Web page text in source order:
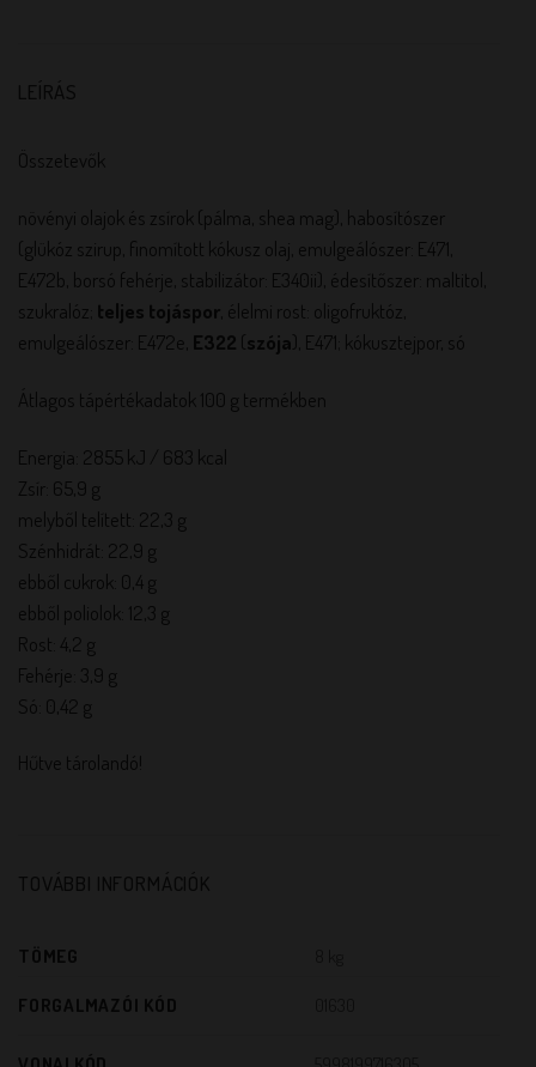
LEÍRÁS
Összetevők
növényi olajok és zsírok (pálma, shea mag), habosítószer
(glükóz szirup, finomított kókusz olaj, emulgeálószer: E471,
E472b, borsó fehérje, stabilizátor: E340ii), édesítőszer: maltitol,
szukralóz; teljes tojáspor , élelmi rost: oligofruktóz,
emulgeálószer: E472e, E322 (szója), E471; kókusztejpor, só
Átlagos tápértékadatok 100 g termékben
Energia: 2855 kJ / 683 kcal
Zsír: 65,9 g
melyből telített: 22,3 g
Szénhidrát: 22,9 g
ebből cukrok: 0,4 g
ebből poliolok: 12,3 g
Rost: 4,2 g
Fehérje: 3,9 g
Só: 0,42 g
Hűtve tárolandó!
TOVÁBBI INFORMÁCIÓK
TÖMEG
FORGALMAZÓI KÓD